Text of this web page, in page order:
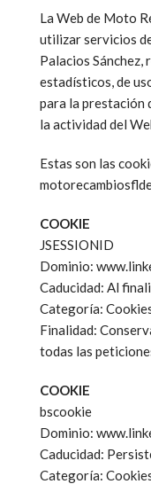
La Web de Moto
utilizar servicios
Palacios
estadísticos, de
para la prestación
la actividad del
Estas son las
COOKIE
JSESSIONID
Dominio:
Caducidad: Al
Categoría:
Finalidad:
todas las
COOKIE
bscookie
Dominio:
Caducidad:
Categoría: